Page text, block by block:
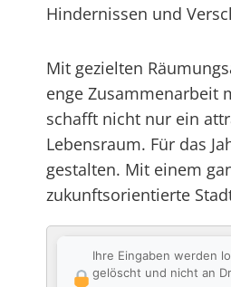
Hindernissen und
Mit gezielten
enge Zusammenarbeit
schafft nicht nur ein
Lebensraum. Für das
gestalten. Mit einem
zukunftsorientierte
Ihre Eingaben werden
gelöscht und nicht an